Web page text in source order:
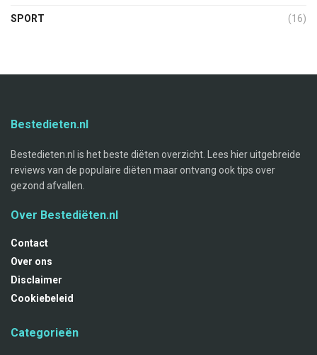
SPORT (16)
Bestedieten.nl
Bestedieten.nl is het beste diëten overzicht. Lees hier uitgebreide
reviews van de populaire diëten maar ontvang ook tips over
gezond afvallen.
Over Bestediëten.nl
Contact
Over ons
Disclaimer
Cookiebeleid
Categorieën